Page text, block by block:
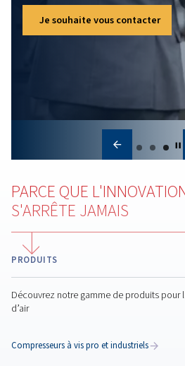
d'air
L'entretien régulier de
l'efficacité, réduit les
garantit une qualité d'air